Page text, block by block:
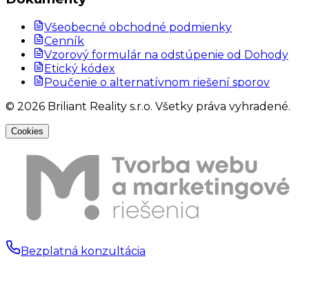
Všeobecné obchodné podmienky
Cenník
Vzorový formulár na odstúpenie od Dohody
Etický kódex
Poučenie o alternatívnom riešení sporov
© 2026 Briliant Reality s.r.o. Všetky práva vyhradené.
Cookies
Bezplatná konzultácia